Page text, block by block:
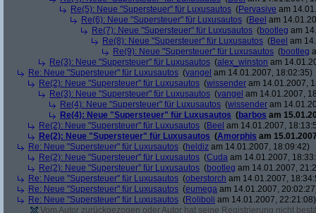
Re(5): Neue "Supersteuer" für Luxusautos (Pervasive am
Re(6): Neue "Supersteuer" für Luxusautos (Beel am
Re(7): Neue "Supersteuer" für Luxusautos (bootleg am
Re(8): Neue "Supersteuer" für Luxusautos (Beel am
Re(9): Neue "Supersteuer" für Luxusautos (bootleg
Re(3): Neue "Supersteuer" für Luxusautos (alex_winston am
Re: Neue "Supersteuer" für Luxusautos (yangel am 14.01.2007, 18:02:35)
Re(2): Neue "Supersteuer" für Luxusautos (wissender am 14.01.2007,
Re(3): Neue "Supersteuer" für Luxusautos (yangel am 14.01.2007,
Re(4): Neue "Supersteuer" für Luxusautos (wissender am
Re(4): Neue "Supersteuer" für Luxusautos (barbos am
Re(2): Neue "Supersteuer" für Luxusautos (Beel am 14.01.2007,
Re(2): Neue "Supersteuer" für Luxusautos (Amorphis am
Re: Neue "Supersteuer" für Luxusautos (heldiz am 14.01.2007, 18:09:42)
Re(2): Neue "Supersteuer" für Luxusautos (Cuda am 14.01.2007,
Re(2): Neue "Supersteuer" für Luxusautos (bootleg am 14.01.2007,
Re: Neue "Supersteuer" für Luxusautos (oberstorch am 14.01.2007,
Re: Neue "Supersteuer" für Luxusautos (eumega am 14.01.2007,
Re: Neue "Supersteuer" für Luxusautos (Roliboli am 14.01.2007, 22:21:08)
Vom Autor zurückgezogen oder Autor hat seine Registrierung nicht